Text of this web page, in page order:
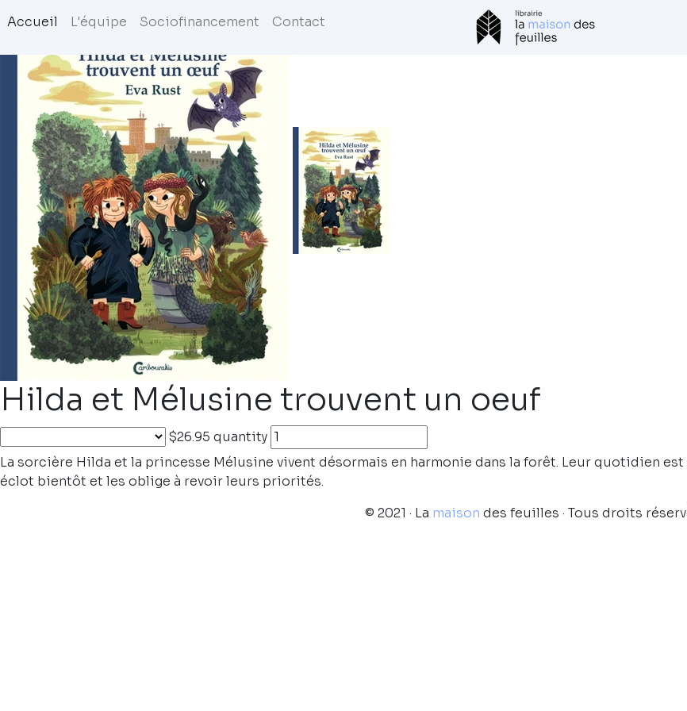
Accueil L'équipe Sociofinancement Contact
Hilda et Mélusine trouvent un oeuf
$26.95 quantity
La sorcière Hilda et la princesse Mélusine vivent désormais en harmonie dans la forêt. Leur quotidien
éclot bientôt et les oblige à revoir leurs priorités.
© 2021 · La maison des feuilles · Tous droits